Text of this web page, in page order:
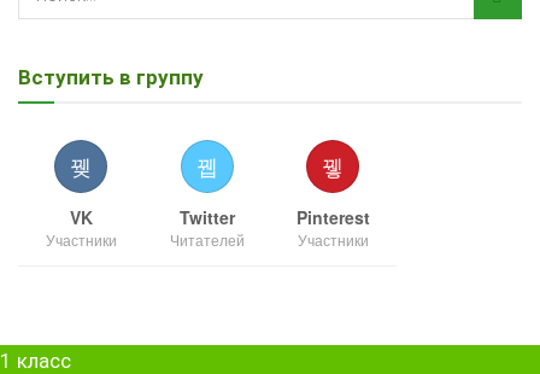
Вступить в группу
VK
Участники
Twitter
Читателей
Pinterest
Участники
1 класс